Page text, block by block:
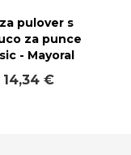
pulover s
za punce
- Mayoral
14,34 €